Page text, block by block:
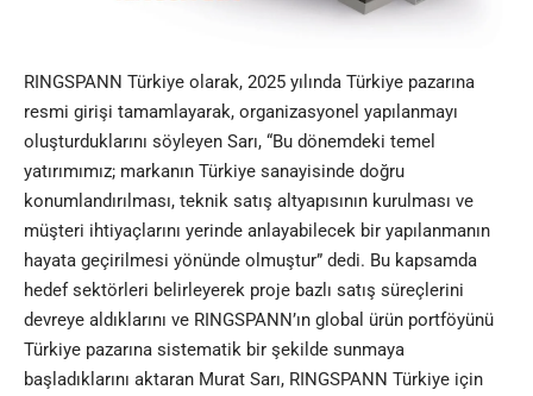
RINGSPANN Türkiye olarak, 2025 yılında Türkiye pazarına
resmi girişi tamamlayarak, organizasyonel yapılanmayı
oluşturduklarını söyleyen Sarı, “Bu dönemdeki temel
yatırımımız; markanın Türkiye sanayisinde doğru
konumlandırılması, teknik satış altyapısının kurulması ve
müşteri ihtiyaçlarını yerinde anlayabilecek bir yapılanmanın
hayata geçirilmesi yönünde olmuştur” dedi. Bu kapsamda
hedef sektörleri belirleyerek proje bazlı satış süreçlerini
devreye aldıklarını ve RINGSPANN’ın global ürün portföyünü
Türkiye pazarına sistematik bir şekilde sunmaya
başladıklarını aktaran Murat Sarı, RINGSPANN Türkiye için